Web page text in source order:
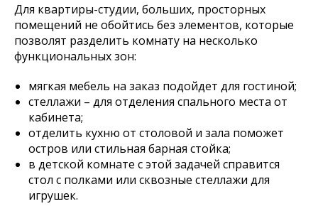
Для квартиры-студии, больших, просторных
помещений не обойтись без элементов, которые
позволят разделить комнату на несколько
функциональных зон:
мягкая мебель на заказ подойдет для гостиной;
стеллажи – для отделения спального места от
кабинета;
отделить кухню от столовой и зала поможет
остров или стильная барная стойка;
в детской комнате с этой задачей справится
стол с полками или сквозные стеллажи для
игрушек.